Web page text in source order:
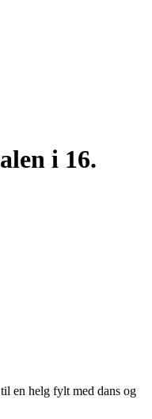
i 16.
en helg fylt med dans og